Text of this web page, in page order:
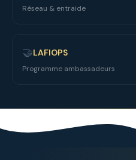
Réseau & entraide
🤝LAFIOPS
Programme ambassadeurs